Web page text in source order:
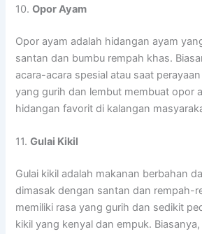
10.Opor Ayam
Opor ayam adalah hidangan ayam
santan dan bumbu rempah khas.
acara-acara spesial atau saat
yang gurih dan lembut membuat opor
hidangan favorit di kalangan
11.Gulai Kikil
Gulai kikil adalah makanan berbahan
dimasak dengan santan dan rempah-
memiliki rasa yang gurih dan sedikit
kikil yang kenyal dan empuk.